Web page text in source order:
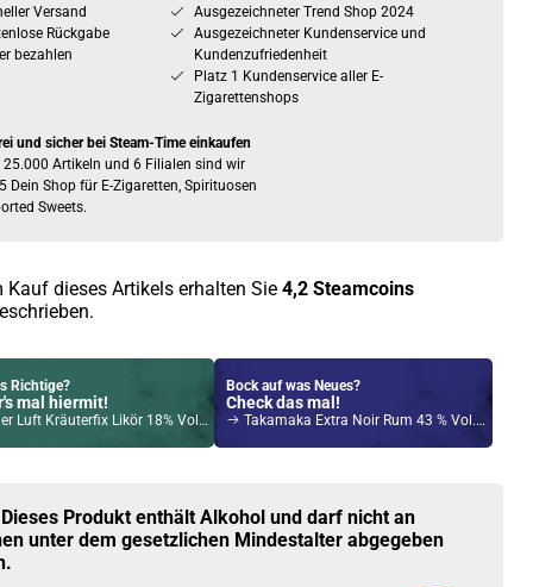
Versand
Rückgabe
bezahlen
Ausgezeichneter Trend Shop 2024
Ausgezeichneter Kundenservice und
Kundenzufriedenheit
Platz 1 Kundenservice aller E-
Zigarettenshops
und sicher bei Steam-Time einkaufen
25.000 Artikeln und 6 Filialen sind wir
Dein Shop für E-Zigaretten, Spirituosen
Sweets.
Kauf dieses Artikels erhalten Sie 4,2 Steamcoins
Richtige?
mal hiermit!
Luft Kräuterfix Likör 18% Vol. 700ml
Bock auf was Neues?
Check das mal!
Takamaka Extra Noir Rum 43 % Vol. 700ml
Pod System 1,5ml 500mAh Kit Rose-Gold
Produkt enthält Alkohol und darf nicht an
unter dem gesetzlichen Mindestalter abgegeben